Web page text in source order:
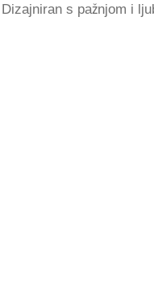
s pažnjom i